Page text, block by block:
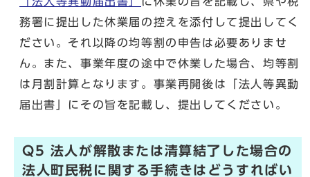
務署に提出した休業届の控えを添付して提出してく
ださい。それ以降の均等割の申告は必要ありませ
ん。また、事業年度の途中で休業した場合、均等割
は月割計算となります。事業再開後は「法人等異動
届出書」にその旨を記載し、提出してください。
Q5 法人が解散または清算結了した場合の
法人町民税に関する手続きはどうすればい